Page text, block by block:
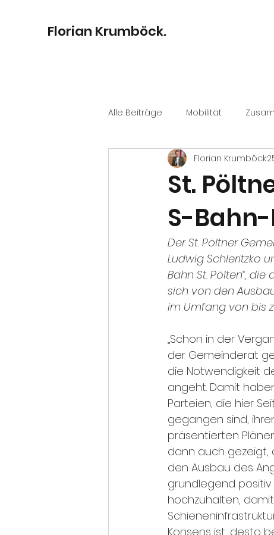
Florian Krumböck.
Alle Beiträge Mobilität
Digitalisierung
Stadtentwicklung
St.
S-
Florian Krumböck
Der St. Pöltner
Ludwig Schleritzko
Bahn St. Pölten“,
sich von den
im Umfang von bis
„Schon in der
der Gemeinderat
die Notwendigkeit
angeht. Damit
Parteien, die hier
gegangen sind,
präsentierten
dann auch gezeigt,
den Ausbau des
grundlegend
hochzuhalten,
Konsens ist, desto